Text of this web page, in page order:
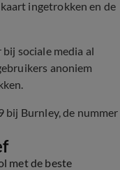
ingetrokken en de
sociale media al
anoniem
bij Burnley, de nummer
met de beste